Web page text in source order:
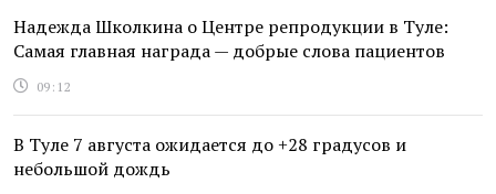
Надежда Школкина о Центре репродукции в Туле:
Самая главная награда — добрые слова пациентов
09:12
В Туле 7 августа ожидается до +28 градусов и
небольшой дождь